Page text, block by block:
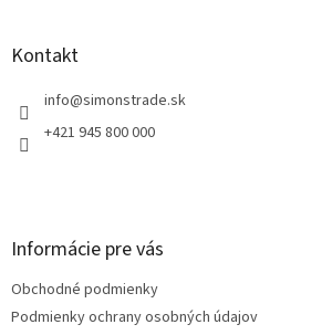
Kontakt
info@simonstrade.sk
+421 945 800 000
Informácie pre vás
Obchodné podmienky
Podmienky ochrany osobných údajov